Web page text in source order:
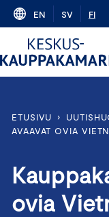
Skip
content
EN SV FI
ETUSIVU ›
AVAAVAT OVIA
ovia